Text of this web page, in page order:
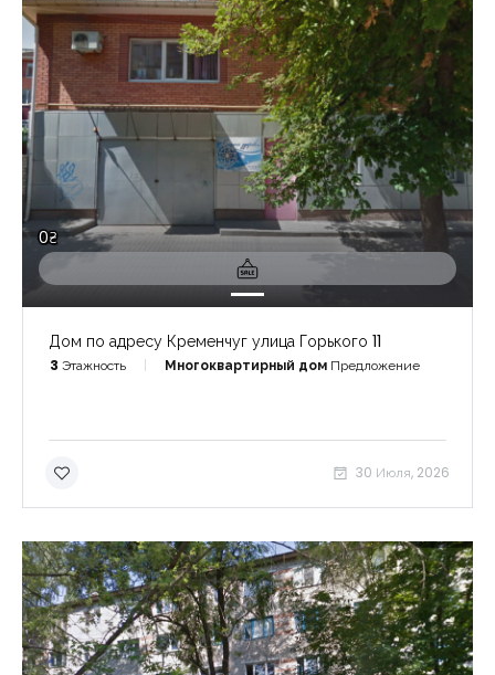
0₴
Дом по адресу Кременчуг улица Горького 11
3 Этажность Многоквартирный дом Предложение
30 Июля, 2026
Войти